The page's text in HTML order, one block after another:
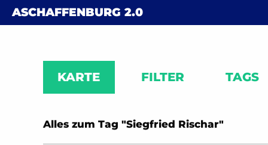
Skip to content
ASCHAFFENBURG 2.0
KARTE FILTER TAGS
Alles zum Tag "Siegfried Rischar"